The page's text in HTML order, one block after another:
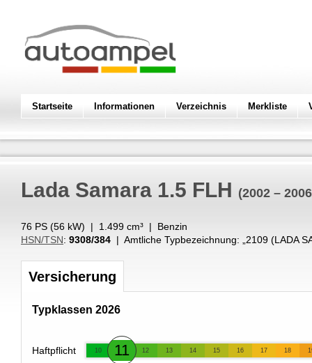
Startseite Informationen Verzeichnis Merkliste
Lada Samara 1.5 FLH (2002 –
76 PS (56 kW) | 1.499 cm³ | Benzin
HSN/TSN: 9308/384 | Amtliche Typbezeichnung: „ 2109 (LADA
Versicherung
Typklassen 2026
Haftpflicht 10 11 12 13 14 15 16 17 18